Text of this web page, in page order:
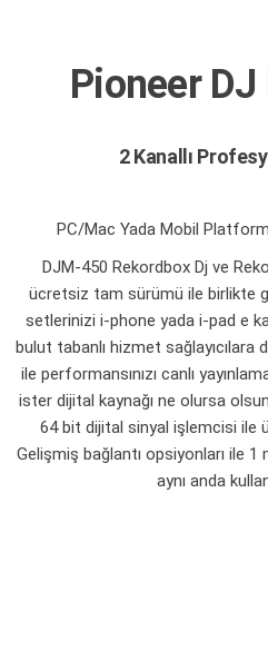
Pioneer
2 Kanallı
PC/Mac Yada Mobil Platform
DJM-450 Rekordbox Dj ve
ücretsiz tam sürümü ile birlikte
setlerinizi i-phone yada i-pad e
bulut tabanlı hizmet sağlayıcılara
ile performansınızı canlı
ister dijital kaynağı ne olursa
64 bit dijital sinyal işlemcisi ile
Gelişmiş bağlantı opsiyonları ile 1
aynı anda